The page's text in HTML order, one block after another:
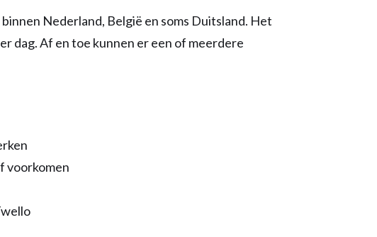
Nederland, België en soms Duitsland. Het
dag. Af en toe kunnen er een of meerdere
voorkomen